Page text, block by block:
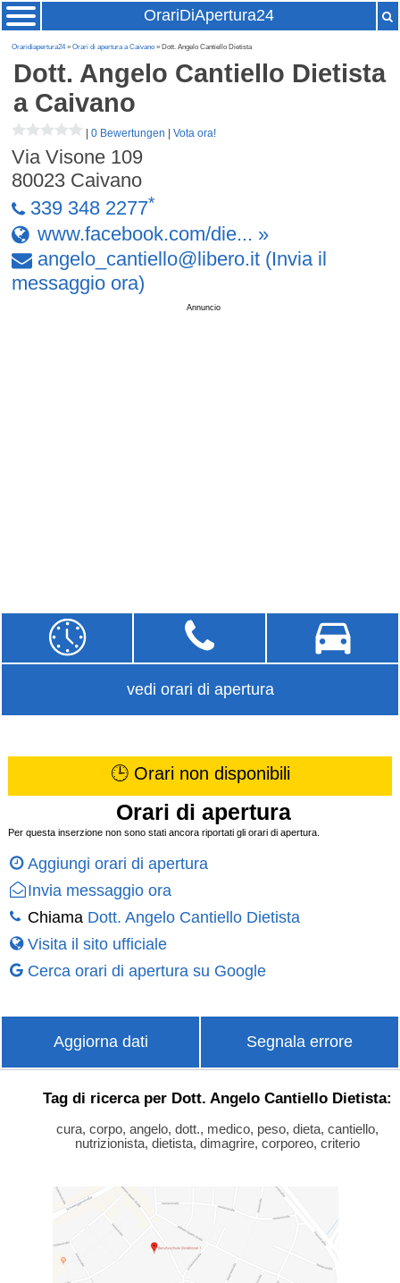
OrariDiApertura24
Oraridiapertura24»Orari di apertura a Caivano » Dott. Angelo Cantiello Dietista
Dott. Angelo Cantiello Dietista
a Caivano
|0 Bewertungen |Vota ora!
Via Visone 109
80023 Caivano
339 348 2277*
www.facebook.com/die... »
angelo_ cantiello@ libero.it (Invia il
messaggio ora)
Annuncio
vedi orari di apertura
🕒 Orari non disponibili
Orari di apertura
Per questa inserzione non sono stati ancora riportati gli orari di apertura.
Aggiungi orari di apertura
Invia messaggio ora
Chiama Dott. Angelo Cantiello Dietista
Visita il sito ufficiale
Cerca orari di apertura su Google
Aggiorna dati Segnala errore
Tag di ricerca per Dott. Angelo Cantiello Dietista:
cura, corpo, angelo, dott., medico, peso, dieta, cantiello,
nutrizionista, dietista, dimagrire, corporeo, criterio